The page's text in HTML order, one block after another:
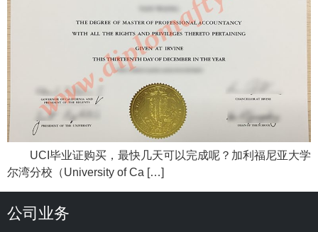
UCI毕业证购买，最快几天可以完成呢？加利福尼亚大学
尔湾分校（University of Ca […]
公司业务